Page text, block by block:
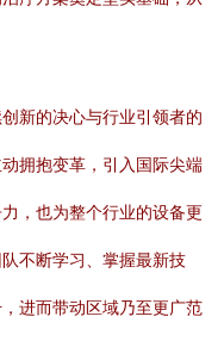
新的决心与行业引领者的
拥抱变革，引入国际尖端
，也为整个行业的设备更
不断学习、掌握最新技
进而带动区域乃至更广范